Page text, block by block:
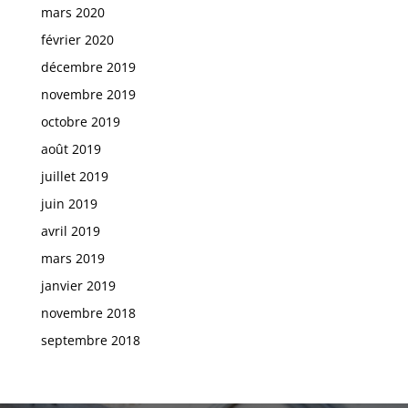
mars 2020
février 2020
décembre 2019
novembre 2019
octobre 2019
août 2019
juillet 2019
juin 2019
avril 2019
mars 2019
janvier 2019
novembre 2018
septembre 2018